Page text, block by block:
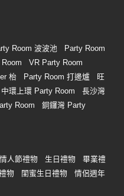
Room 波波池
Party Room
VR Party Room
枱 Party Room 打邊爐
旺
中環上環 Party Room
長沙灣
Room
銅鑼灣 Party
情人節禮物 生日禮物
畢業禮
物 閨蜜生日禮物
情侶週年